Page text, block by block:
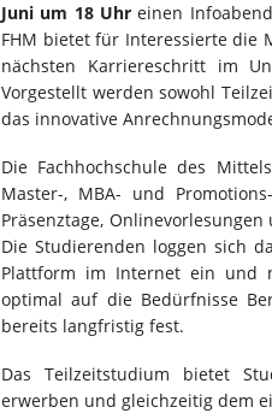
Juni um 18 Uhr einen
FHM bietet für Interessierte die
nächsten Karriereschritt im
Vorgestellt werden sowohl
das innovative
Die Fachhochschule des
Master-, MBA- und
Präsenztage,
Die Studierenden loggen sich
Plattform im Internet ein und
optimal auf die Bedürfnisse
bereits langfristig fest.
Das Teilzeitstudium bietet
erwerben und gleichzeitig dem